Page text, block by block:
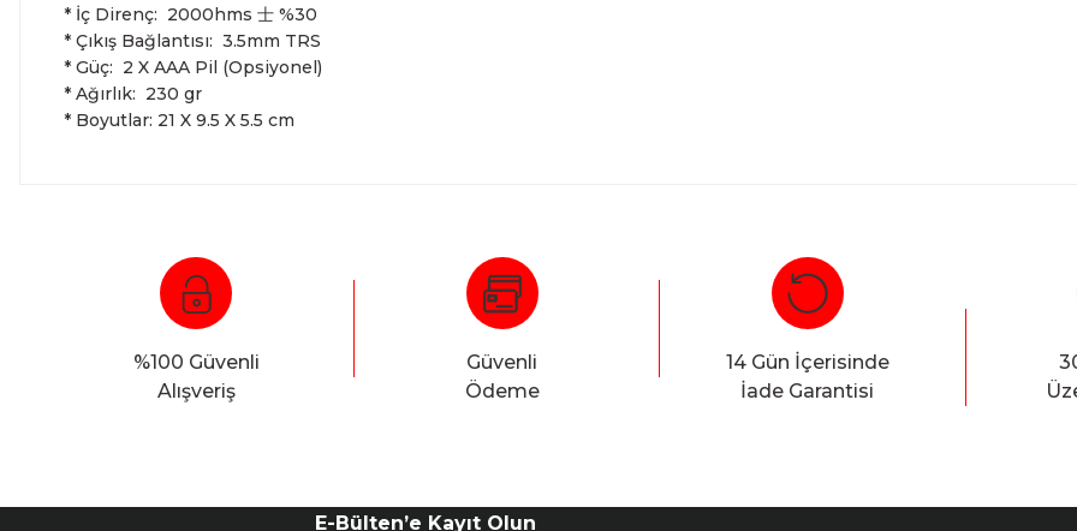
* İç Direnç: 2000hms 士 %30
* Çıkış Bağlantısı: 3.5mm TRS
* Güç: 2 X AAA Pil (Opsiyonel)
* Ağırlık: 230 gr
* Boyutlar: 21 X 9.5 X 5.5 cm
Bu ürüne ilk yorumu siz yapın!
Yorum Yaz
%100 Güvenli
Alışveriş
Güvenli
Ödeme
14 Gün İçerisinde
İade Garantisi
E-Bülten’e Kayıt Olun